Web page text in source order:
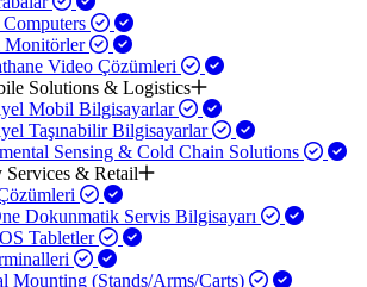
Monitörler
Video Çözümleri
Solutions & Logistics
Mobil Bilgisayarlar
Taşınabilir Bilgisayarlar
Sensing & Cold Chain Solutions
& Retail
Dokunmatik Servis Bilgisayarı
Tabletler
Mounting (Stands/Arms/Carts)